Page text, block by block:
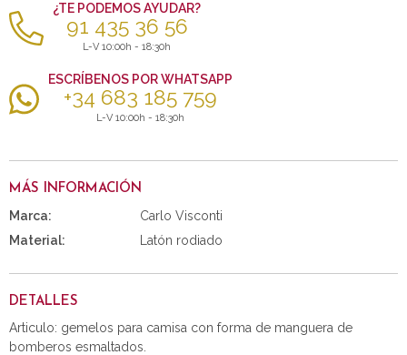
¿TE PODEMOS AYUDAR?
91 435 36 56
L-V 10:00h - 18:30h
ESCRÍBENOS POR WHATSAPP
+34 683 185 759
L-V 10:00h - 18:30h
MÁS INFORMACIÓN
Marca:
Carlo Visconti
Material:
Latón rodiado
DETALLES
Articulo: gemelos para camisa con forma de manguera de
bomberos esmaltados.